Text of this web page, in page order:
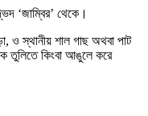
‘জাম্বির’ থেকে।
ও স্থানীয় শাল গাছ অথবা পাট
তুলিতে কিংবা আঙুলে করে